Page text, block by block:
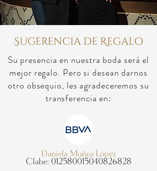
Sugerencia de Regalo
Su presencia en nuestra boda será el
mejor regalo. Pero si desean darnos
otro obsequio, les agradeceremos su
transferencia en:
Daniela Muñoz Lopez
Clabe: 012580015040826828